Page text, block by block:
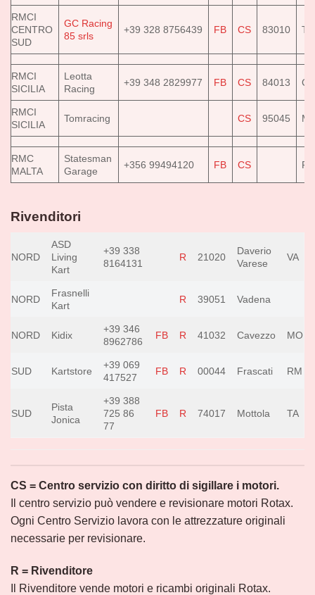
RMCI
CENTRO
SUD
GC Racing
85 srls
+39 328 8756439 FB CS 83010
RMCI
SICILIA
Leotta
Racing
+39 348 2829977 FB CS 84013
RMCI
SICILIA
Tomracing CS 95045
RMC
MALTA
Statesman
Garage
+356 99494120 FB CS
Rivenditori
NORD
ASD
Living
Kart
+39 338
8164131
R 21020
Daverio
Varese
VA
NORD
Frasnelli
Kart
R 39051 Vadena
NORD Kidix
+39 346
8962786
FB R 41032 Cavezzo MO
SUD Kartstore
+39 069
417527
FB R 00044 Frascati RM
SUD
Pista
Jonica
+39 388
725 86
77
FB R 74017 Mottola TA
CS = Centro servizio con diritto di sigillare i motori.
Il centro servizio può vendere e revisionare motori Rotax.
Ogni Centro Servizio lavora con le attrezzature originali
necessarie per revisionare.
R = Rivenditore
Il Rivenditore vende motori e ricambi originali Rotax.